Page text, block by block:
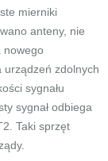
mierniki
anteny, nie
nowego
urządzeń zdolnych
sygnału
sygnał odbiega
Taki sprzęt